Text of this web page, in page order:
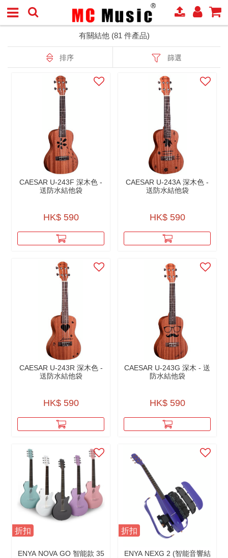
有關結他 (81 件產品)
排序 篩選
CAESAR U-243F 深木色 -
送防水結他袋
HK$ 590
CAESAR U-243A 深木色 -
送防水結他袋
HK$ 590
CAESAR U-243R 深木色 -
送防水結他袋
HK$ 590
CAESAR U-243G 深木 - 送
防水結他袋
HK$ 590
折扣
ENYA NOVA GO 智能款 35
折扣
ENYA NEXG 2 (智能音響結